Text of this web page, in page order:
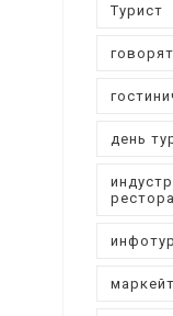
Турист
день
инфотур